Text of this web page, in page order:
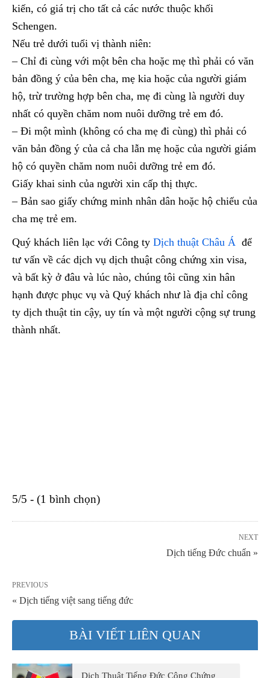
kiến, có giá trị cho tất cả các nước thuộc khối
Schengen.
Nếu trẻ dưới tuổi vị thành niên:
– Chỉ đi cùng với một bên cha hoặc mẹ thì phải có văn
bản đồng ý của bên cha, mẹ kia hoặc của người giám
hộ, trừ trường hợp bên cha, mẹ đi cùng là người duy
nhất có quyền chăm nom nuôi dưỡng trẻ em đó.
– Đi một mình (không có cha mẹ đi cùng) thì phải có
văn bản đồng ý của cả cha lẫn mẹ hoặc của người giám
hộ có quyền chăm nom nuôi dưỡng trẻ em đó.
Giấy khai sinh của người xin cấp thị thực.
– Bản sao giấy chứng minh nhân dân hoặc hộ chiếu của
cha mẹ trẻ em.
Quý khách liên lạc với Công ty Dịch thuật Châu Á để
tư vấn về các dịch vụ dịch thuật công chứng xin visa,
và bất kỳ ở đâu và lúc nào, chúng tôi cũng xin hân
hạnh được phục vụ và Quý khách như là địa chỉ công
ty dịch thuật tin cậy, uy tín và một người cộng sự trung
thành nhất.
5/5 - (1 bình chọn)
NEXT
Dịch tiếng Đức chuẩn »
PREVIOUS
« Dịch tiếng việt sang tiếng đức
BÀI VIẾT LIÊN QUAN
Dịch Thuật Tiếng Đức Công Chứng